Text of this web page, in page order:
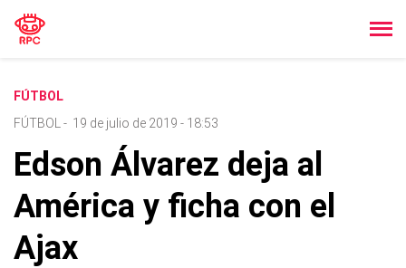
FÚTBOL
FÚTBOL
- 19 de julio de 2019 - 18:53
Edson Álvarez deja al
América y ficha con el
Ajax